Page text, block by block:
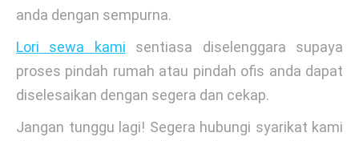
anda dengan sempurna.
Lori sewa kami sentiasa diselenggara supaya
proses pindah rumah atau pindah ofis anda dapat
diselesaikan dengan segera dan cekap.
Jangan tunggu lagi! Segera hubungi syarikat kami